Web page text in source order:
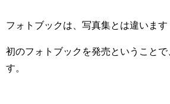
フォトブックは、写真集とは違います
初のフォトブックを発売ということで
す。